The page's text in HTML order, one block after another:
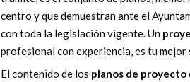
centro y que demuestran ante el
con toda la legislación vigente. Un
profesional con experiencia, es tu
El contenido de los planos de proyecto